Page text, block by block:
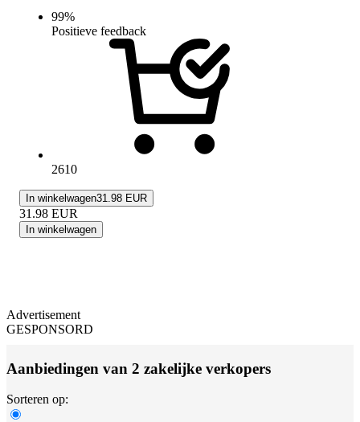
99%
Positieve feedback
2610
In winkelwagen31.98 EUR
31.98 EUR
In winkelwagen
Advertisement
GESPONSORD
Aanbiedingen van 2 zakelijke verkopers
Sorteren op: